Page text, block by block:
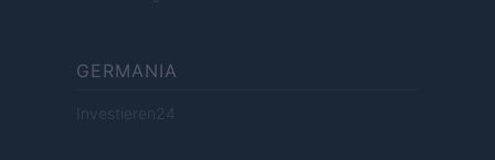
GERMANIA
Investieren24